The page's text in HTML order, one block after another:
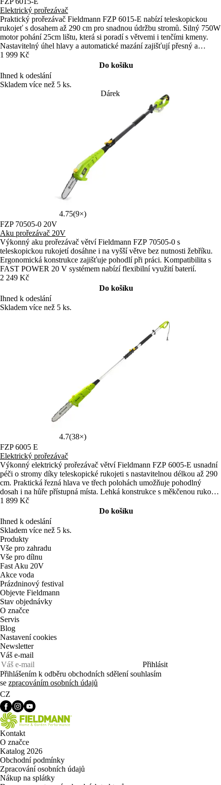
Elektrický prořezávač
Praktický prořezávač Fieldmann FZP 6015‑E nabízí teleskopickou
rukojeť s dosahem až 290 cm pro snadnou údržbu stromů. Silný 750W
motor pohání 25cm lištu, která si poradí s větvemi i tenčími kmeny.
Nastavitelný úhel hlavy a automatické mazání zajišťují přesný a
plynulý řez.
1 999 Kč
Do košíku
Ihned k odeslání
Skladem více než 5 ks.
Dárek
4.75(9×)
FZP 70505-0 20V
Aku prořezávač 20V
Výkonný aku prořezávač větví Fieldmann FZP 70505-0 s
teleskopickou rukojetí dosáhne i na vyšší větve bez nutnosti žebříku.
Ergonomická konstrukce zajišťuje pohodlí při práci. Kompatibilita s
FAST POWER 20 V systémem nabízí flexibilní využití baterií.
2 249 Kč
Do košíku
Ihned k odeslání
Skladem více než 5 ks.
4.7(38×)
FZP 6005 E
Elektrický prořezávač
Výkonný elektrický prořezávač větví Fieldmann FZP 6005-E usnadní
péči o stromy díky teleskopické rukojeti s nastavitelnou délkou až 290
cm. Praktická řezná hlava ve třech polohách umožňuje pohodlný
dosah i na hůře přístupná místa. Lehká konstrukce s měkčenou rukojetí
zajišťuje komfortní práci.
1 899 Kč
Do košíku
Ihned k odeslání
Skladem více než 5 ks.
Produkty
Vše pro zahradu
Vše pro dílnu
Fast Aku 20V
Akce voda
Prázdninový festival
Objevte Fieldmann
Stav objednávky
O značce
Servis
Blog
Nastavení cookies
Newsletter
Váš e-mail
Přihlásit
Přihlášením k odběru obchodních sdělení souhlasím
se zpracováním osobních údajů
CZ
Kontakt
O značce
Katalog 2026
Obchodní podmínky
Zpracování osobních údajů
Nákup na splátky